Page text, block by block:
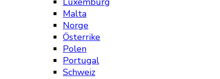
Malta
Norge
Österrike
Polen
Portugal
Schweiz